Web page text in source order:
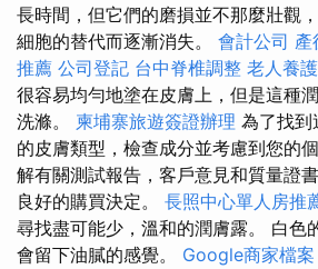
長時間，但它們的磨損並不那麼壯觀
細胞的替代而逐漸消失。 會計公司 產
推薦 公司登記 台中脊椎調整 老人養
很容易均勻地塗在皮膚上，但是這種
洗滌。 柬埔寨旅遊簽證辦理 為了找到
的皮膚類型，檢查成分並考慮到您的
解有關測試報告，客戶意見和質量證
良好的購買決定。 長照中心單人房推
尋找盡可能少，溫和的潤膚露。 白色
會留下油膩的感覺。 Google商家檔案